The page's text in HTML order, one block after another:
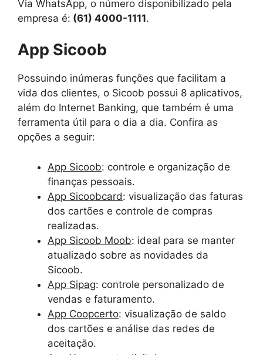
Via WhatsApp, o número disponibilizado pela
empresa é: (61) 4000-1111.
App Sicoob
Possuindo inúmeras funções que facilitam a
vida dos clientes, o Sicoob possui 8 aplicativos,
além do Internet Banking, que também é uma
ferramenta útil para o dia a dia. Confira as
opções a seguir:
App Sicoob: controle e organização de
finanças pessoais.
App Sicoobcard: visualização das faturas
dos cartões e controle de compras
realizadas.
App Sicoob Moob: ideal para se manter
atualizado sobre as novidades da
Sicoob.
App Sipag: controle personalizado de
vendas e faturamento.
App Coopcerto: visualização de saldo
dos cartões e análise das redes de
aceitação.